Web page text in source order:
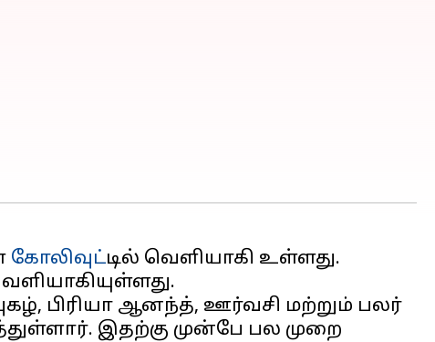
கோலிவுட்டில் வெளியாகி உள்ளது.
பிரியா ஆனந்த், ஊர்வசி மற்றும் பலர்
இதற்கு முன்பே பல முறை